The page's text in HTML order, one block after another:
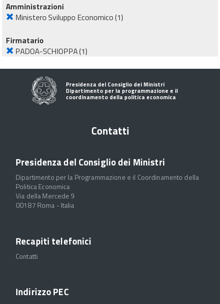
Amministrazioni
Ministero Sviluppo Economico(1)
Firmatario
PADOA-SCHIOPPA(1)
Presidenza del Consiglio dei Ministri
Dipartimento per la programmazione e il
coordinamento della politica economica
Contatti
Presidenza del Consiglio dei Ministri
Dipartimento per la Programmazione e il Coordinamento della
Politica Economica
Via della Mercede 9
00187 Roma - Italia
Recapiti telefonici
Contatti
Indirizzo PEC